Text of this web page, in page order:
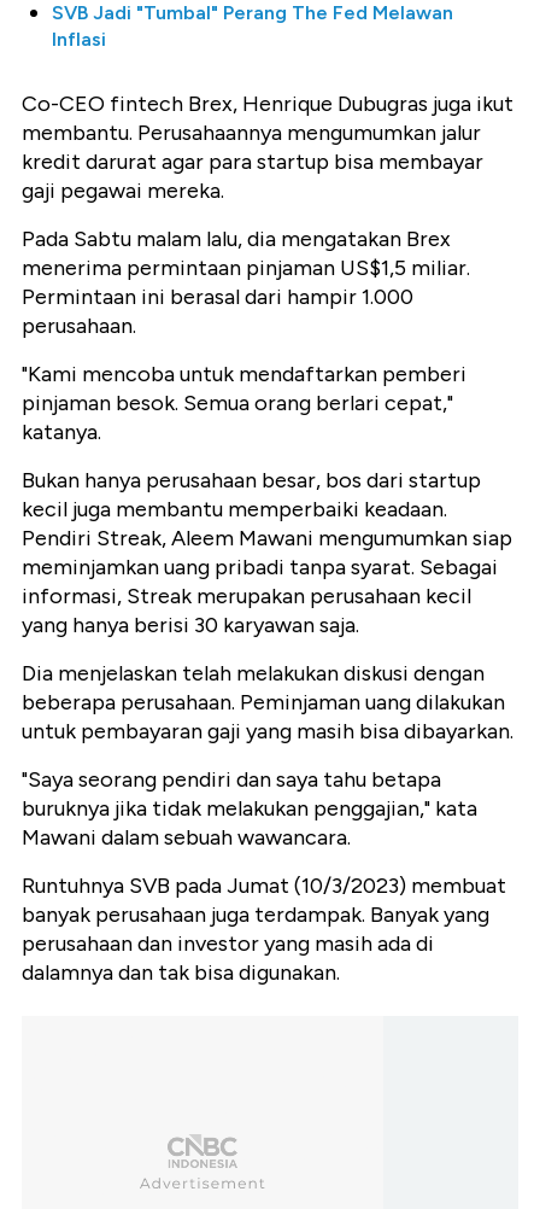
SVB Jadi "Tumbal" Perang The Fed Melawan
Inflasi
Co-CEO fintech Brex, Henrique Dubugras juga ikut
membantu. Perusahaannya mengumumkan jalur
kredit darurat agar para startup bisa membayar
gaji pegawai mereka.
Pada Sabtu malam lalu, dia mengatakan Brex
menerima permintaan pinjaman US$1,5 miliar.
Permintaan ini berasal dari hampir 1.000
perusahaan.
"Kami mencoba untuk mendaftarkan pemberi
pinjaman besok. Semua orang berlari cepat,"
katanya.
Bukan hanya perusahaan besar, bos dari startup
kecil juga membantu memperbaiki keadaan.
Pendiri Streak, Aleem Mawani mengumumkan siap
meminjamkan uang pribadi tanpa syarat. Sebagai
informasi, Streak merupakan perusahaan kecil
yang hanya berisi 30 karyawan saja.
Dia menjelaskan telah melakukan diskusi dengan
beberapa perusahaan. Peminjaman uang dilakukan
untuk pembayaran gaji yang masih bisa dibayarkan.
"Saya seorang pendiri dan saya tahu betapa
buruknya jika tidak melakukan penggajian," kata
Mawani dalam sebuah wawancara.
Runtuhnya SVB pada Jumat (10/3/2023) membuat
banyak perusahaan juga terdampak. Banyak yang
perusahaan dan investor yang masih ada di
dalamnya dan tak bisa digunakan.